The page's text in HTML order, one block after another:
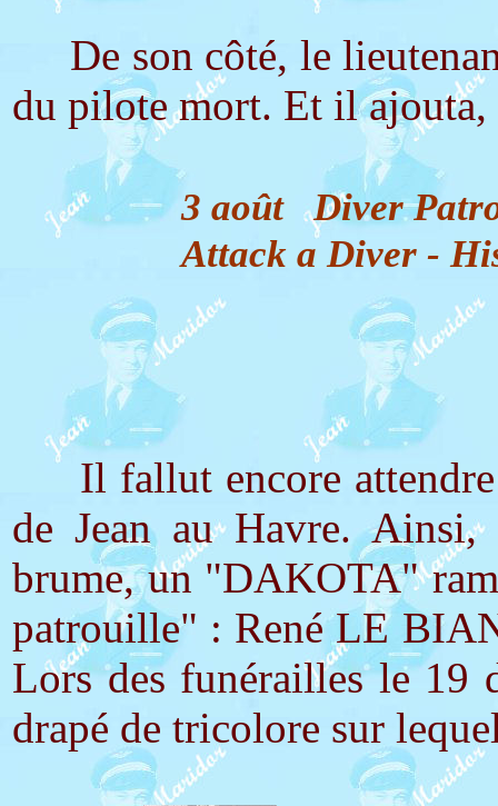
De son côté, le
du pilote mort. Et il ajouta,
3 août Diver
Attack a Diver -
H. DE
Il fallut encore attendre
de Jean au Havre.
brume, un "DAKOTA"
patrouille" : René LE
Lors des funérailles le 19
drapé de tricolore sur